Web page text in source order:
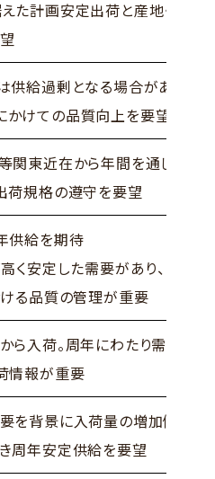
た計画安定出荷と産地・生
供給過剰となる場合がある
かけての品質向上を要望
関東近在から年間を通した入
荷規格の遵守を要望
供給を期待
く安定した需要があり、引き続
ける品質の管理が重要
ら入荷。周年にわたり需要は
情報が重要
を背景に入荷量の増加傾向が
周年安定供給を要望